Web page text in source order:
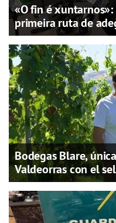
«O fin é xuntarnos»:
primeira ruta de
Bodegas Blare,
Valdeorras con el